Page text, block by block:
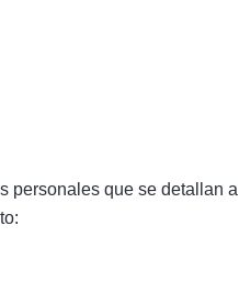
personales que se detallan a